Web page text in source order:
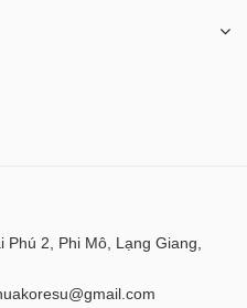
2, Phi Mô, Lạng Giang,